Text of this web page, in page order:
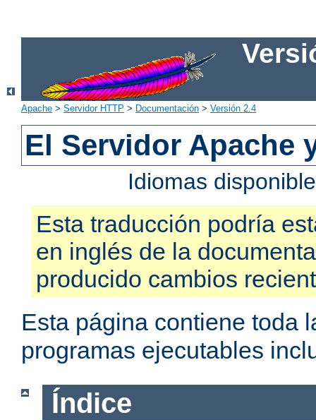
Apache > Servidor HTTP > Documentación > Versión 2.4
El Servidor Apache
Idiomas
Esta traducción podría
en inglés de la
producido cambios
Esta página contiene toda
programas ejecutables
Índice